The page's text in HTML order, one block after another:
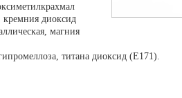
кремния диоксид
магния
титана диоксид (Е171).